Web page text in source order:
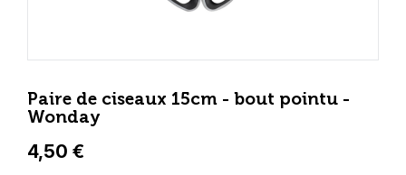
Paire de ciseaux 15cm - bout pointu -
Wonday
4,50 €